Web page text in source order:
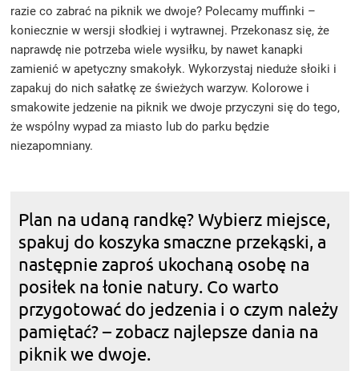
razie co zabrać na piknik we dwoje? Polecamy muffinki –
koniecznie w wersji słodkiej i wytrawnej. Przekonasz się, że
naprawdę nie potrzeba wiele wysiłku, by nawet kanapki
zamienić w apetyczny smakołyk. Wykorzystaj nieduże słoiki i
zapakuj do nich sałatkę ze świeżych warzyw. Kolorowe i
smakowite jedzenie na piknik we dwoje przyczyni się do tego,
że wspólny wypad za miasto lub do parku będzie
niezapomniany.
Plan na udaną randkę? Wybierz miejsce,
spakuj do koszyka smaczne przekąski, a
następnie zaproś ukochaną osobę na
posiłek na łonie natury. Co warto
przygotować do jedzenia i o czym należy
pamiętać? – zobacz najlepsze dania na
piknik we dwoje.